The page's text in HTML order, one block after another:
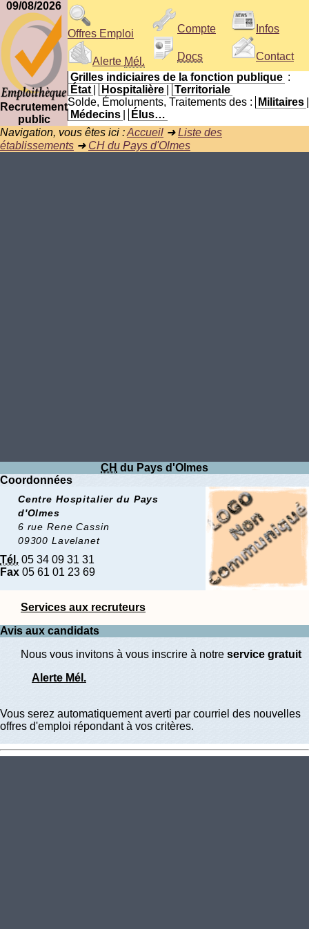
09/08/2026
Recrutement
public
Offres Emploi
Alerte Mél.
Compte
Docs
Infos
Contact
Grilles indiciaires de la fonction publique :
État
Hospitalière
Territoriale
Solde, Émoluments, Traitements des :
Militaires
Médecins
Élus…
Navigation, vous êtes ici :Accueil ➜Liste des
établissements ➜ CH du Pays d'Olmes
CH du Pays d'Olmes
Coordonnées
Centre Hospitalier du Pays
d'Olmes
6 rue Rene Cassin
09300 Lavelanet
Tél. 05 34 09 31 31
Fax 05 61 01 23 69
Services aux recruteurs
Avis aux candidats
Nous vous invitons à vous inscrire à notre service gratuit
Alerte Mél.
Vous serez automatiquement averti par courriel des nouvelles
offres d'emploi répondant à vos critères.